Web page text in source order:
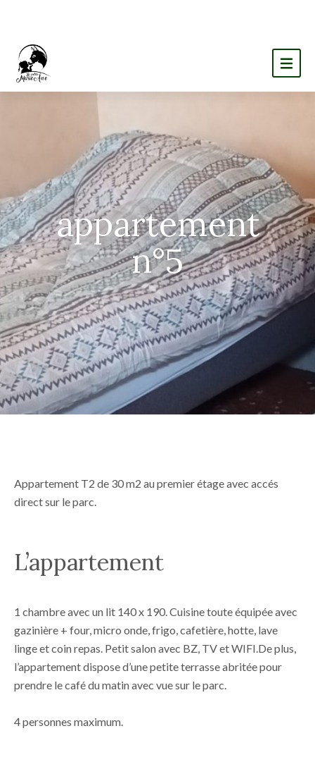
appartement
n°5
Appartement T2 de 30 m2 au premier étage avec accés
direct sur le parc.
L’appartement
1 chambre avec un lit 140 x 190. Cuisine toute équipée avec
gazinière + four, micro onde, frigo, cafetière, hotte, lave
linge et coin repas. Petit salon avec BZ, TV et WIFI.De plus,
l’appartement dispose d’une petite terrasse abritée pour
prendre le café du matin avec vue sur le parc.
4 personnes maximum.